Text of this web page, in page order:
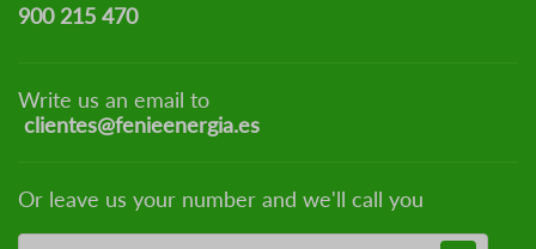
900 215 470
Write us an email to
clientes@fenieenergia.es
Or leave us your number and we'll call you